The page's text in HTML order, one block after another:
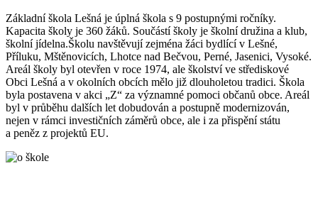
Základní škola Lešná je úplná škola s 9 postupnými ročníky.
Kapacita školy je 360 žáků. Součástí školy je školní družina a klub,
školní jídelna.Školu navštěvují zejména žáci bydlící v Lešné,
Příluku, Mštěnovicích, Lhotce nad Bečvou, Perné, Jasenici, Vysoké.
Areál školy byl otevřen v roce 1974, ale školství ve střediskové
Obci Lešná a v okolních obcích mělo již dlouholetou tradici. Škola
byla postavena v akci „Z“ za významné pomoci občanů obce. Areál
byl v průběhu dalších let dobudován a postupně modernizován,
nejen v rámci investičních záměrů obce, ale i za přispění státu
a peněz z projektů EU.